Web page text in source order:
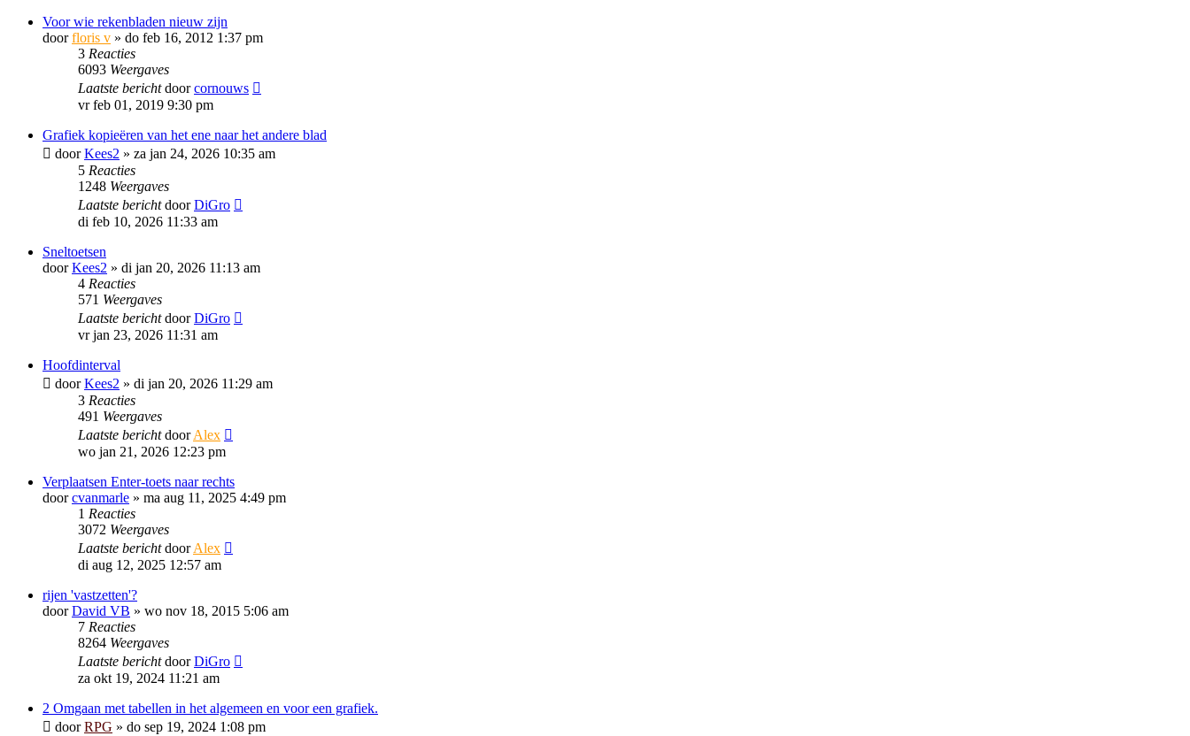
Voor wie rekenbladen nieuw zijn
doorfloris v » do feb 16, 2012 1:37 pm
3 Reacties
6093 Weergaves
Laatste berichtdoorcornouws
vr feb 01, 2019 9:30 pm
Grafiek kopieëren van het ene naar het andere blad
doorKees2 » za jan 24, 2026 10:35 am
5 Reacties
1248 Weergaves
Laatste berichtdoorDiGro
di feb 10, 2026 11:33 am
Sneltoetsen
doorKees2 » di jan 20, 2026 11:13 am
4 Reacties
571 Weergaves
Laatste berichtdoorDiGro
vr jan 23, 2026 11:31 am
Hoofdinterval
doorKees2 » di jan 20, 2026 11:29 am
3 Reacties
491 Weergaves
Laatste berichtdoorAlex
wo jan 21, 2026 12:23 pm
Verplaatsen Enter-toets naar rechts
doorcvanmarle » ma aug 11, 2025 4:49 pm
1 Reacties
3072 Weergaves
Laatste berichtdoorAlex
di aug 12, 2025 12:57 am
rijen 'vastzetten'?
doorDavid VB » wo nov 18, 2015 5:06 am
7 Reacties
8264 Weergaves
Laatste berichtdoorDiGro
za okt 19, 2024 11:21 am
2 Omgaan met tabellen in het algemeen en voor een grafiek.
doorRPG » do sep 19, 2024 1:08 pm